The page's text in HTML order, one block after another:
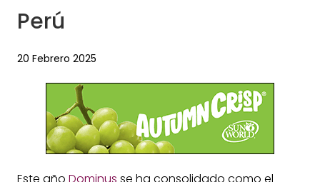
Perú
20 Febrero 2025
Este año Dominus se ha consolidado como el